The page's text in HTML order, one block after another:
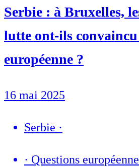
Serbie : à Bruxelles,
lutte ont-ils
européenne ?
16 mai 2025
Serbie ·
· Questions